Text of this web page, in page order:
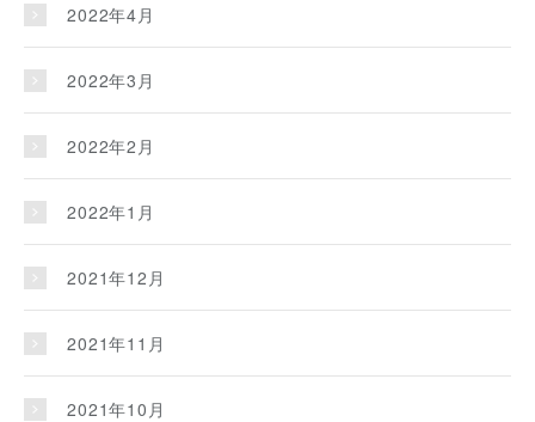
2022年4月
2022年3月
2022年2月
2022年1月
2021年12月
2021年11月
2021年10月